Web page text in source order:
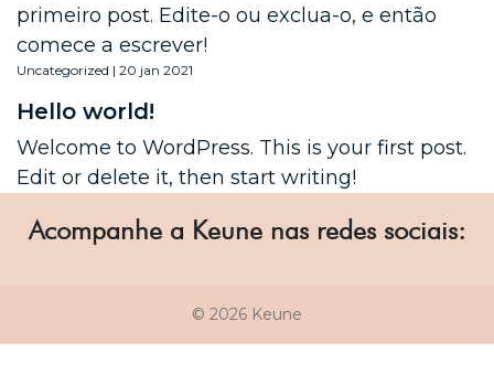
primeiro post. Edite-o ou exclua-o, e então
comece a escrever!
Uncategorized | 20 jan 2021
Hello world!
Welcome to WordPress. This is your first post.
Edit or delete it, then start writing!
Acompanhe a Keune nas redes sociais:
© 2026 Keune